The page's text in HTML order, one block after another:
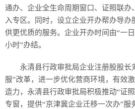
通办、企业全生命周期窗口、证照联办
入专区。同时，设立企业开办帮办导办
供更优质的服务。企业开办时间由“一
小时”办结。
永清县行政审批局企业注册股股长
服”改革，进一步优化营商环境，有效
造力，永清县行政审批局积极推动“证
专窗，提供“京津冀企业迁移一次办”服